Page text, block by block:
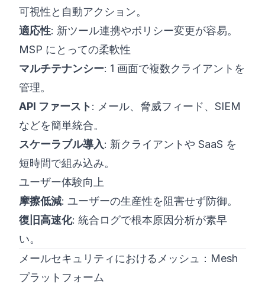
可視性と自動アクション。
適応性: 新ツール連携やポリシー変更が容易。
MSP にとっての柔軟性
マルチテナンシー: 1 画面で複数クライアントを
管理。
API ファースト: メール、脅威フィード、SIEM
などを簡単統合。
スケーラブル導入: 新クライアントや SaaS を
短時間で組み込み。
ユーザー体験向上
摩擦低減: ユーザーの生産性を阻害せず防御。
復旧高速化: 統合ログで根本原因分析が素早
い。
メールセキュリティにおけるメッシュ：Mesh
プラットフォーム